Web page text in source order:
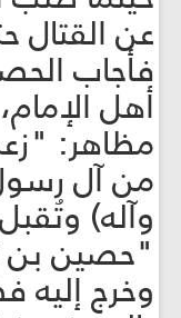
عن القتال
فأجاب
أهل
مظاهر:
من آل
وآله)
"حصين بن
وخرج